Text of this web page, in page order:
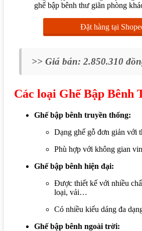
ghế bập bênh thư giãn phòng
Đặt hàng tại
>> Giá bán: 2.850.310
Các loại Ghế Bập Bênh
Ghế bập bênh truyền thống:
Dạng ghế gỗ đơn giản với
Phù hợp với không gian
Ghế bập bênh hiện đại:
Được thiết kế với nhiều
loại, vải…
Có nhiều kiểu dáng đa
Ghế bập bênh ngoài trời: